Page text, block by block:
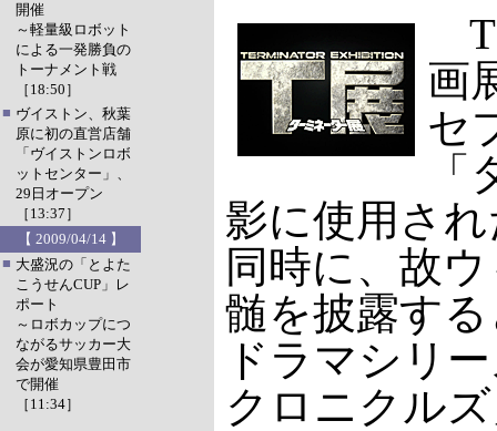
開催
～軽量級ロボット
による一発勝負の
トーナメント戦
［18:50］
■ ヴイストン、秋葉
原に初の直営店舗
「ヴイストンロボ
ットセンター」、
29日オープン
［13:37］
【 2009/04/14 】
■ 大盛況の「とよた
こうせんCUP」レ
ポート
～ロボカップにつ
ながるサッカー大
会が愛知県豊田市
で開催
［11:34］
T
画
セ
影に使用さ
同時に、故
髄を披露す
ドラマシリ
クロニクル